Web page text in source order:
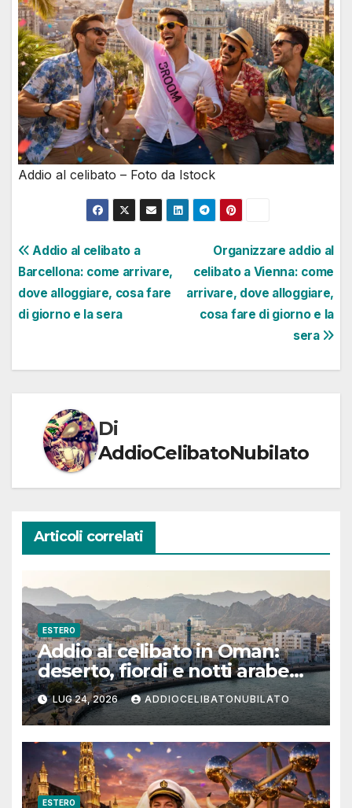
Addio al celibato – Foto da Istock
Navigazione
articoli
Organizzare addio al
celibato a Vienna: come
arrivare, dove alloggiare,
cosa fare di giorno e la
sera
Addio al celibato a
Barcellona: come arrivare,
dove alloggiare, cosa fare
di giorno e la sera
Di
AddioCelibatoNubilato
Articoli correlati
ESTERO
Addio al celibato in Oman:
deserto, fiordi e notti arabe
tra Muscat e Musandam
LUG 24, 2026 ADDIOCELIBATONUBILATO
ESTERO